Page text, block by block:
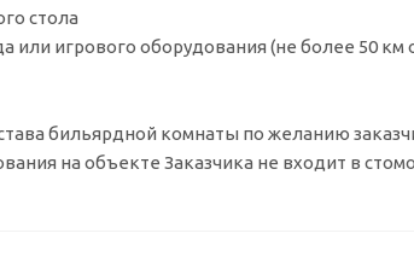
стола
или игрового оборудования (не более 50
бильярдной комнаты по желанию
на объекте Заказчика не входит в